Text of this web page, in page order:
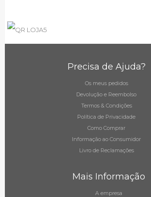
Precisa de Ajuda?
Os meus pedidos
Devolução e Reembolso
Termos & Condições
Política de Privacidade
Como Comprar
Informação ao Consumidor
Livro de Reclamações
Mais Informação
A empresa